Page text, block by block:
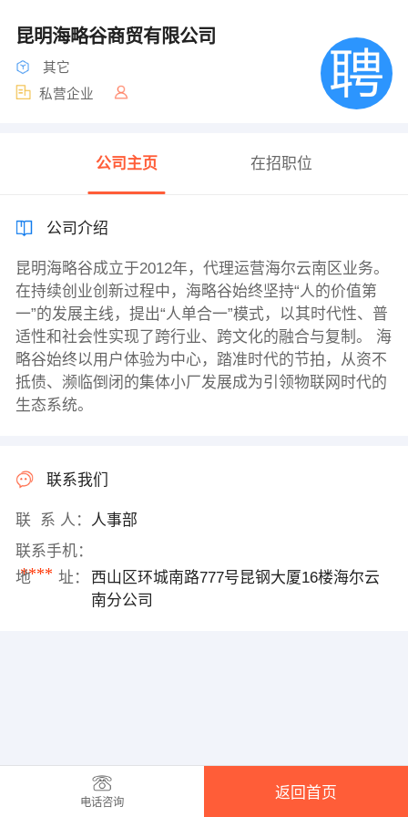
昆明海略谷商贸有限公司
其它
私营企业
公司主页 在招职位
公司介绍
昆明海略谷成立于2012年，代理运营海尔云南区业务。
在持续创业创新过程中，海略谷始终坚持“人的价值第
一”的发展主线，提出“人单合一”模式，以其时代性、普
适性和社会性实现了跨行业、跨文化的融合与复制。 海
略谷始终以用户体验为中心，踏准时代的节拍，从资不
抵债、濒临倒闭的集体小厂发展成为引领物联网时代的
生态系统。
联系我们
联 系 人： 人事部
联系手机：
****
地 址：
西山区环城南路777号昆钢大厦16楼海尔云
南分公司
电话咨询
返回首页